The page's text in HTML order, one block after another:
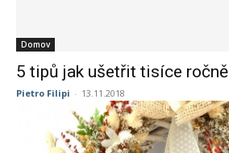
Domov
5 tipů jak ušetřit tisíce ročně
Pietro Filipi - 13.11.2018